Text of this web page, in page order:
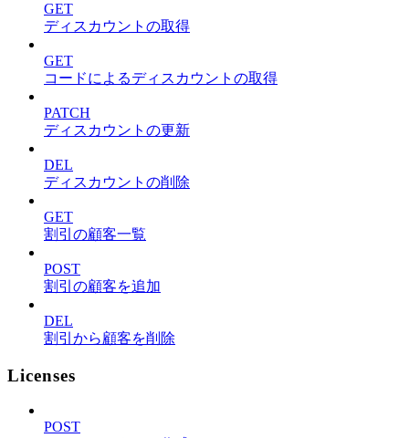
GET
ディスカウントの取得
GET
コードによるディスカウントの取得
PATCH
ディスカウントの更新
DEL
ディスカウントの削除
GET
割引の顧客一覧
POST
割引の顧客を追加
DEL
割引から顧客を削除
Licenses
POST